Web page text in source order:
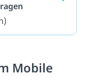
Mobile